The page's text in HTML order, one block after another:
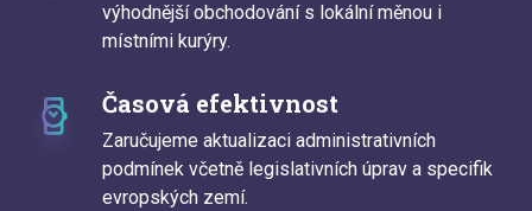
výhodnější obchodování s lokální měnou i
místními kurýry.
Časová efektivnost
Zaručujeme aktualizaci administrativních
podmínek včetně legislativních úprav a specifik
evropských zemí.